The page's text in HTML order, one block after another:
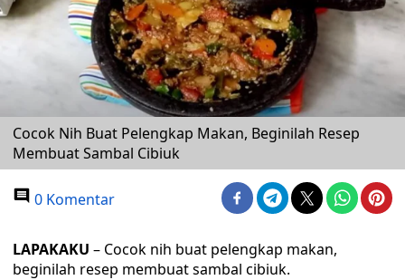
Cocok Nih Buat Pelengkap Makan, Beginilah Resep
Membuat Sambal Cibiuk
0 Komentar
LAPAKAKU – Cocok nih buat pelengkap makan,
beginilah resep membuat sambal cibiuk.